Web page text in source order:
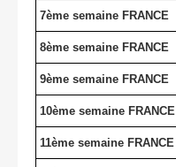
7ème semaine FRANCE
8ème semaine FRANCE
9ème semaine FRANCE
10ème semaine FRANCE
11ème semaine FRANCE